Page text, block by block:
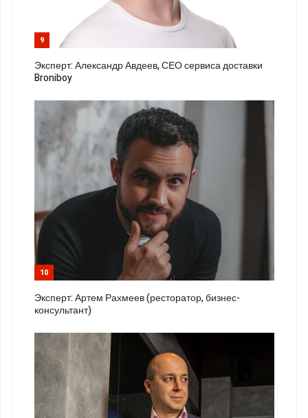
9
Эксперт: Александр Авдеев, СЕО сервиса доставки
Broniboy
10
Эксперт: Артем Рахмеев (ресторатор, бизнес-
консультант)